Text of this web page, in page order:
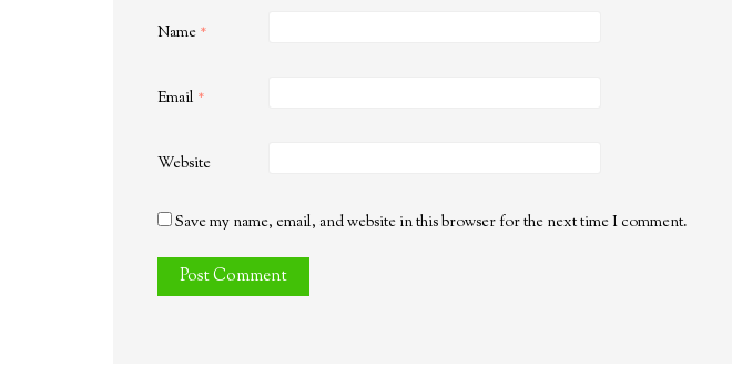
Name *
Email *
Website
Save my name, email, and website in this browser for the next time I comment.